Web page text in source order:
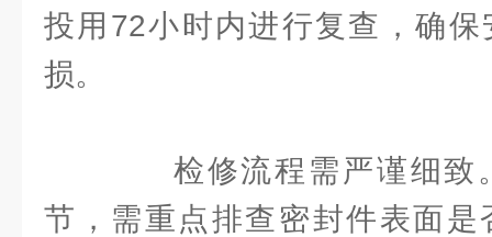
投用72小时内进行复查，确
损。
检修流程需严谨细致
节，需重点排查密封件表面是